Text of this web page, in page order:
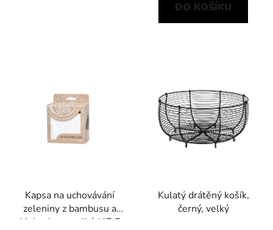
DO KOŠÍKU
Kapsa na uchovávání
zeleniny z bambusu a
biobavlny – velká (47,5
Kulatý drátěný košík,
černý, velký